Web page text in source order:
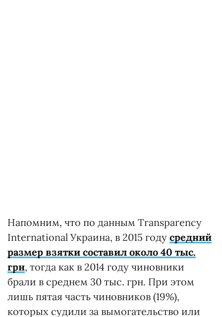
Напомним, что по данным Transparency
International Украина, в 2015 году средний
размер взятки составил около 40 тыс.
грн, тогда как в 2014 году чиновники
брали в среднем 30 тыс. грн. При этом
лишь пятая часть чиновников (19%),
которых судили за вымогательство или